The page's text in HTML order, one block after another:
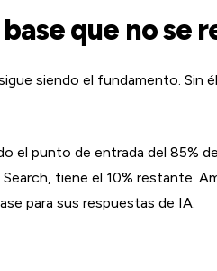
que no se
siendo el fundamento. Sin
el punto de entrada del 85%
tiene el 10% restante.
para sus respuestas de IA.